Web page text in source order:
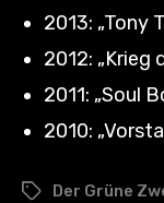
2013: „Tony
2012: „Krieg
2011: „Soul
2010:
Schlagwörter
Der Grüne